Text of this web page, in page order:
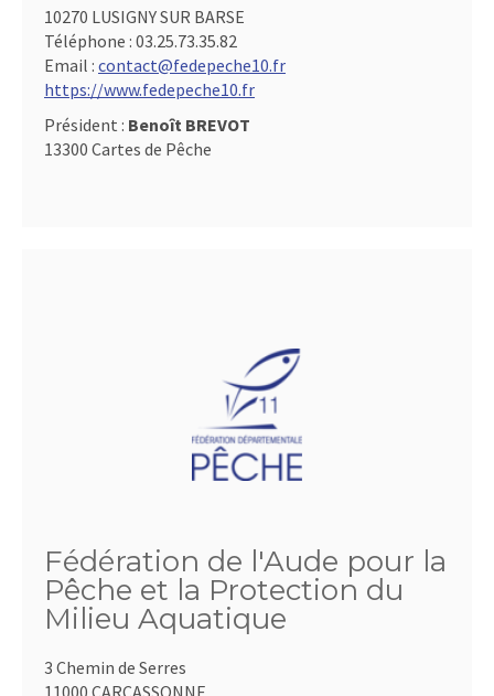
10270 LUSIGNY SUR BARSE
Téléphone : 03.25.73.35.82
Email : contact@fedepeche10.fr
https://www.fedepeche10.fr
Président : Benoît BREVOT
13300 Cartes de Pêche
Fédération de l'Aude pour la
Pêche et la Protection du
Milieu Aquatique
3 Chemin de Serres
11000 CARCASSONNE